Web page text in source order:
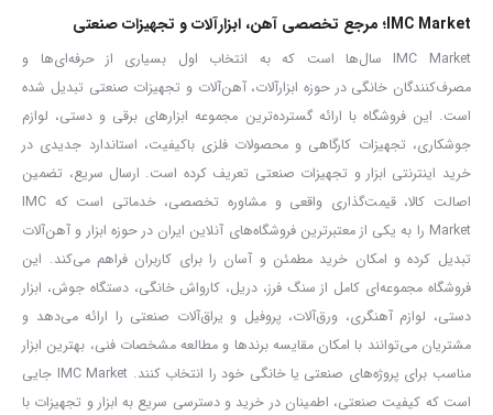
IMC Market؛ مرجع تخصصی آهن، ابزارآلات و تجهیزات صنعتی
IMC Market سال‌ها است که به انتخاب اول بسیاری از حرفه‌ای‌ها و
مصرف‌کنندگان خانگی در حوزه ابزارآلات، آهن‌آلات و تجهیزات صنعتی تبدیل شده
است. این فروشگاه با ارائه گسترده‌ترین مجموعه ابزارهای برقی و دستی، لوازم
جوشکاری، تجهیزات کارگاهی و محصولات فلزی باکیفیت، استاندارد جدیدی در
خرید اینترنتی ابزار و تجهیزات صنعتی تعریف کرده است. ارسال سریع، تضمین
اصالت کالا، قیمت‌گذاری واقعی و مشاوره تخصصی، خدماتی است که IMC
Market را به یکی از معتبرترین فروشگاه‌های آنلاین ایران در حوزه ابزار و آهن‌آلات
تبدیل کرده و امکان خرید مطمئن و آسان را برای کاربران فراهم می‌کند. این
فروشگاه مجموعه‌ای کامل از سنگ فرز، دریل، کارواش خانگی، دستگاه جوش، ابزار
دستی، لوازم آهنگری، ورق‌آلات، پروفیل و یراق‌آلات صنعتی را ارائه می‌دهد و
مشتریان می‌توانند با امکان مقایسه برندها و مطالعه مشخصات فنی، بهترین ابزار
مناسب برای پروژه‌های صنعتی یا خانگی خود را انتخاب کنند. IMC Market جایی
است که کیفیت صنعتی، اطمینان در خرید و دسترسی سریع به ابزار و تجهیزات با